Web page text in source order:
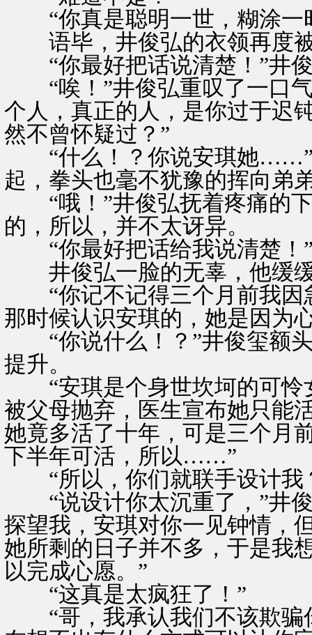
“你真是聪明一世，糊涂一
语毕，井俊弘的衣领再度
“你最好把话说清楚！”井俊
“唉！”井俊弘重叹了一口气
个人，真正的人，是你过于迟
然不曾怀疑过？”
“什么！？你说安琪她……”
起，拳头也毫不犹豫的挥向弟
“哦！”井俊弘抚着疼痛的下
的，所以，并不太讶异。
“你最好把话给我说清楚！”
井俊弘一脸的无辜，他缓缓
“你记不记得三个月前我因
那时候认识安琪的，她是因为
“你说什么！？”井俊玺额头
提升。
“安琪是个身世坎坷的可怜
被父母抛弃，医生宣布她只能
她竟多活了十年，可是三个月
下半年可活，所以……”
“所以，你们就联手设计我
“说设计你太沉重了，”井俊
探望我，安琪对你一见钟情，
她所剩的日子并不多，于是我
以完成心愿。”
“这真是太疯狂了！”
“哥，我承认我们不该欺骗